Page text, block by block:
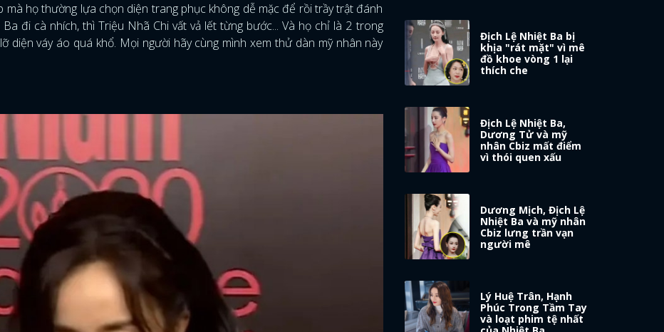
mà họ thường lựa chọn diện trang phục không dễ mặc để rồi trầy trật đánh
đi cà nhích, thì Triệu Nhã Chi vất vả lết từng bước... Và họ chỉ là 2 trong
diện váy áo quá khổ. Mọi người hãy cùng mình xem thử dàn mỹ nhân này
Địch Lệ Nhiệt Ba bị
khịa "rát mặt" vì mê
đồ khoe vòng 1 lại
thích che
Địch Lệ Nhiệt Ba,
Dương Tử và mỹ
nhân Cbiz mất điểm
vì thói quen xấu
Dương Mịch, Địch Lệ
Nhiệt Ba và mỹ nhân
Cbiz lưng trần vạn
người mê
Lý Huệ Trân, Hạnh
Phúc Trong Tầm Tay
và loạt phim tệ nhất